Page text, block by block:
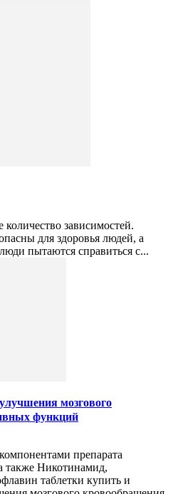
зависимостей.
для здоровья людей, а
пытаются справиться с...
мозгового
функций
препарата
также Никотинамид,
таблетки купить и